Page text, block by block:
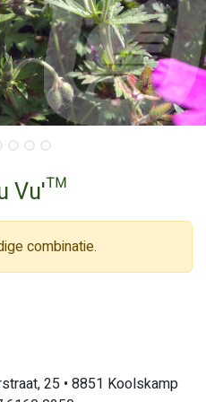
Vu'™
combinatie.
25 • 8851 Koolskamp